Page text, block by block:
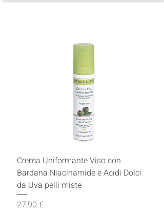
Crema Uniformante Viso con
Bardana Niacinamide e Acidi Dolci
da Uva pelli miste
Prezzo
27,90 €